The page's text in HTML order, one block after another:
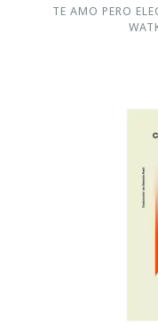
TE AMO PERO